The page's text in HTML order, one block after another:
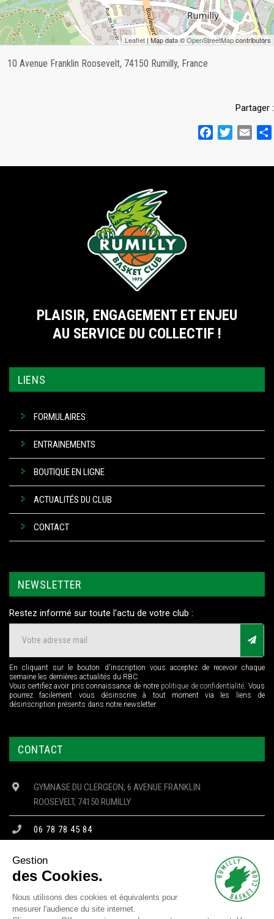
Leaflet | Map data ©OpenStreetMapcontributors
10 Avenue Franklin Roosevelt, 74150 Rumilly, France
Partager :
FacebookTwitter
PLAISIR, ENGAGEMENT ET ENJEU
AU SERVICE DU COLLECTIF !
LIENS
FORMULAIRES
ENTRAINEMENTS
BOUTIQUE EN LIGNE
ACTUALITÉS DU CLUB
CONTACT
NEWSLETTER
Restez informé sur toute l'actu de votre club :
En cliquant sur le bouton d'inscription vous acceptez de recevoir chaque
semaine les dernières actualités du RBC.
Vous certifiez avoir pris connaissance de notre politique de confidentialité. Vous
pourrez facilement vous désinscrire à tout moment via les liens de
désinscription présents dans notre newsletter.
CONTACT
GYMNASE DU CLERGEON, 6 AVENUE FRANKLIN
ROOSEVELT, 74150 RUMILLY
06 78 78 45 84
CONTACT@RBC74.FR
Copyright © 2023 RBC - Tous droits réservés - Mentions Légales-
Gestion
des Cookies.
Nous utilisons des cookies et équivalents pour
mesurer l'audience du site internet.